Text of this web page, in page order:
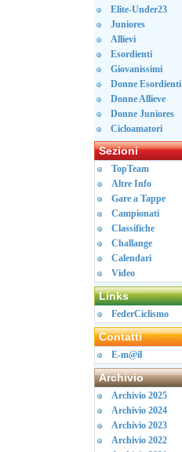
Elite-Under23
Juniores
Allievi
Esordienti
Giovanissimi
Donne Esordienti
Donne Allieve
Donne Juniores
Cicloamatori
Sezioni
TopTeam
Altre Info
Gare a Tappe
Campionati
Classifiche
Challange
Calendari
Video
Links
FederCiclismo
Contatti
E-m@il
Archivio
Archivio 2025
Archivio 2024
Archivio 2023
Archivio 2022